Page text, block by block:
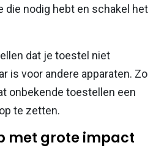
die nodig hebt en schakel het
dat je toestel niet
is voor andere apparaten. Zo
onbekende toestellen een
te zetten.
met grote impact